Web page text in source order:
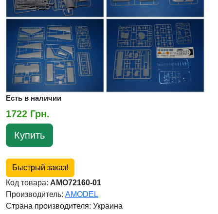
Есть в наличии
1722 Грн.
Купить
Быстрый заказ!
Код товара: AMO72160-01
Производитель: AMODEL
Страна производителя: Украина